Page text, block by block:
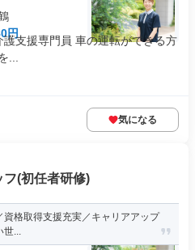
円
支援専門員 車の運転ができる方
...
気になる
(初任者研修)
格取得支援充実／キャリアアップ
世...